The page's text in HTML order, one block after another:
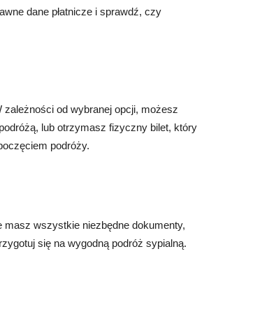
dane płatnicze i sprawdź, czy
zależności od wybranej opcji, możesz
lub otrzymasz fizyczny bilet, który
podróży.
wszystkie niezbędne dokumenty,
się na wygodną podróż sypialną.